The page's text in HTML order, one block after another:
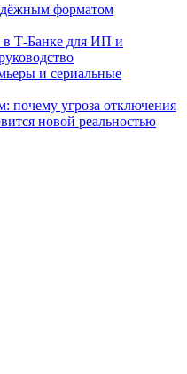
форматом
в Т-Банке для ИП и
и сериальные
почему угроза отключения
новой реальностью